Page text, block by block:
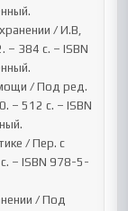
/ И.В,
384 с. – ISBN
/ Под ред.
– 512 с. – ISBN
/ Пер. с
– ISBN 978-5-
/ Под